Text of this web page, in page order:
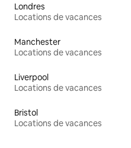
Londres
Locations de vacances
Manchester
Locations de vacances
Liverpool
Locations de vacances
Bristol
Locations de vacances